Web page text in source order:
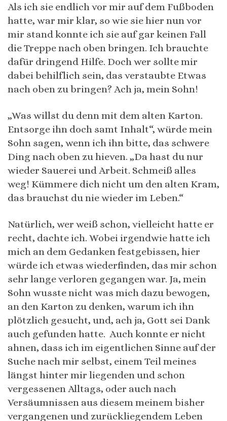
Als ich sie endlich vor mir auf dem Fußboden
hatte, war mir klar, so wie sie hier nun vor
mir stand konnte ich sie auf gar keinen Fall
die Treppe nach oben bringen. Ich brauchte
dafür dringend Hilfe. Doch wer sollte mir
dabei behilflich sein, das verstaubte Etwas
nach oben zu bringen? Ach ja, mein Sohn!
„Was willst du denn mit dem alten Karton.
Entsorge ihn doch samt Inhalt“, würde mein
Sohn sagen, wenn ich ihn bitte, das schwere
Ding nach oben zu hieven. „Da hast du nur
wieder Sauerei und Arbeit. Schmeiß alles
weg! Kümmere dich nicht um den alten Kram,
das brauchst du nie wieder im Leben.“
Natürlich, wer weiß schon, vielleicht hatte er
recht, dachte ich. Wobei irgendwie hatte ich
mich an dem Gedanken festgebissen, hier
würde ich etwas wiederfinden, das mir schon
sehr lange verloren gegangen war. Ja, mein
Sohn wusste nicht was mich dazu bewogen,
an den Karton zu denken, warum ich ihn
plötzlich gesucht, und, ach ja, Gott sei Dank
auch gefunden hatte. Auch konnte er nicht
ahnen, dass ich im eigentlichen Sinne auf der
Suche nach mir selbst, einem Teil meines
längst hinter mir liegenden und schon
vergessenen Alltags, oder auch nach
Versäumnissen aus diesem meinem bisher
vergangenen und zurückliegendem Leben